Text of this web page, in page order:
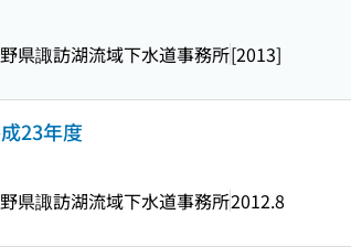
県諏訪湖流域下水道事務所[2013]
23年度
県諏訪湖流域下水道事務所2012.8